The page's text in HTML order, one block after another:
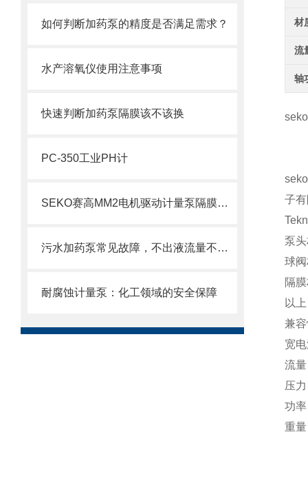
如何判断加药泵的精度是否满足需求？
水产溶氧仪使用注意事项
快速判断加药泵隔膜该不该换
PC-350工业PH计
SEKO赛高MM2电机驱动计量泵隔膜更换步骤
污水加药泵常见故障，不出液流量不稳异响漏液原因排查维修方法
耐腐蚀计量泵：化工领域的安全保障
材
流
轴
子
泵
球
隔
以
兼
宽
流
压
功
重